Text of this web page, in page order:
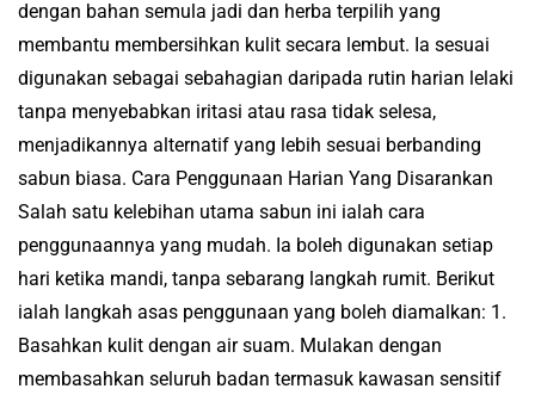
dengan bahan semula jadi dan herba terpilih yang
membantu membersihkan kulit secara lembut. Ia sesuai
digunakan sebagai sebahagian daripada rutin harian lelaki
tanpa menyebabkan iritasi atau rasa tidak selesa,
menjadikannya alternatif yang lebih sesuai berbanding
sabun biasa. Cara Penggunaan Harian Yang Disarankan
Salah satu kelebihan utama sabun ini ialah cara
penggunaannya yang mudah. Ia boleh digunakan setiap
hari ketika mandi, tanpa sebarang langkah rumit. Berikut
ialah langkah asas penggunaan yang boleh diamalkan: 1.
Basahkan kulit dengan air suam. Mulakan dengan
membasahkan seluruh badan termasuk kawasan sensitif